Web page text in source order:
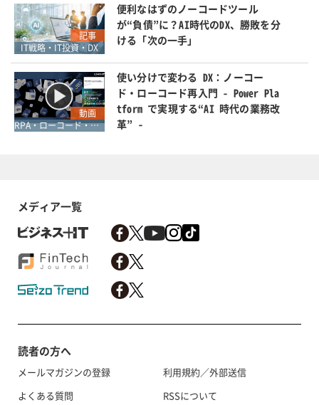
記事
IT戦略・IT投資・DX
便利なはずのノーコードツール
が“負債”に？AI時代のDX、勝敗を分
ける「次の一手」
動画
RPA・ローコード・ノーコード
使い分けで変わる DX：ノーコー
ド・ローコード再入門 - Power Pla
tform で実現する“AI 時代の業務改
革” -
メディア一覧
読者の方へ
メールマガジンの登録
よくある質問
利用規約／外部送信
RSSについて